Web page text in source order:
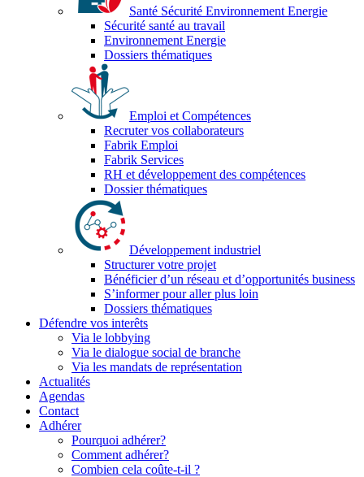
Santé Sécurité Environnement Energie
Sécurité santé au travail
Environnement Energie
Dossiers thématiques
Emploi et Compétences
Recruter vos collaborateurs
Fabrik Emploi
Fabrik Services
RH et développement des compétences
Dossier thématiques
Développement industriel
Structurer votre projet
Bénéficier d’un réseau et d’opportunités business
S’informer pour aller plus loin
Dossiers thématiques
Défendre vos interêts
Via le lobbying
Via le dialogue social de branche
Via les mandats de représentation
Actualités
Agendas
Contact
Adhérer
Pourquoi adhérer?
Comment adhérer?
Combien cela coûte-t-il ?